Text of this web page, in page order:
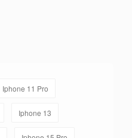
Iphone 11 Pro
Iphone 13